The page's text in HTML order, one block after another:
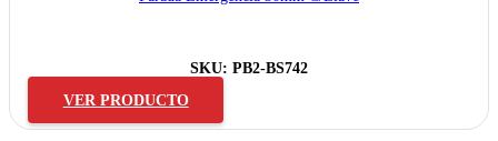
SKU: PB2-BS742
VER PRODUCTO